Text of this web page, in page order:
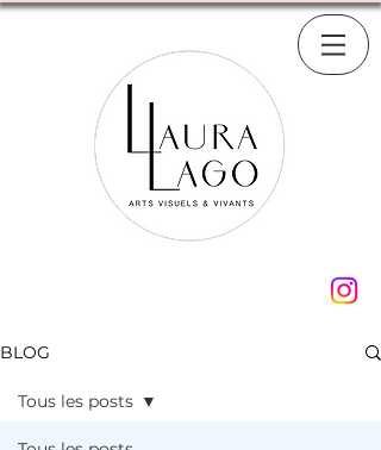
BLOG
Tous les posts